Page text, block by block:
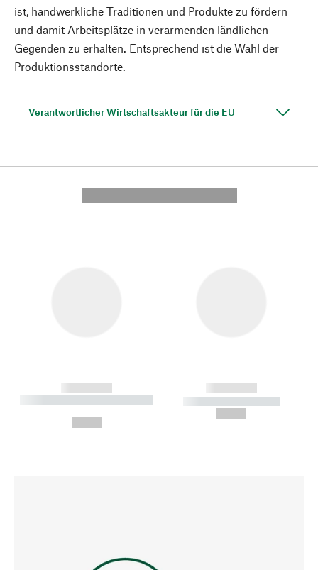
ist, handwerkliche Traditionen und Produkte zu fördern
und damit Arbeitsplätze in verarmenden ländlichen
Gegenden zu erhalten. Entsprechend ist die Wahl der
Produktionsstandorte.
Verantwortlicher Wirtschaftsakteur für die EU
------------
----------- ----------- --------
------------
----------- -----------